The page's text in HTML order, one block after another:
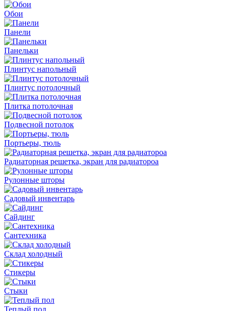
Обои
Панели
Панельки
Плинтус напольный
Плинтус потолочный
Плитка потолочная
Подвесной потолок
Портьеры, тюль
Радиаторная решетка, экран для радиатороа
Рулонные шторы
Садовый инвентарь
Сайдинг
Сантехника
Склад холодный
Стикеры
Стыки
Теплый пол